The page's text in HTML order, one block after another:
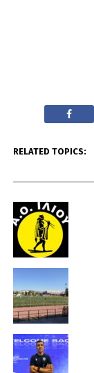
RELATED TOPICS: